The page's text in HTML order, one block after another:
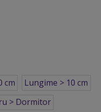
cm
Lungime > 10 cm
> Dormitor